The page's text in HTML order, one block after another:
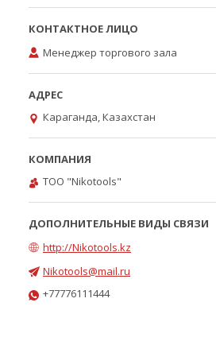
Менеджер торгового зала
Караганда, Казахстан
ТОО "Nikotools"
http://Nikotools.kz
Nikotools@mail.ru
+77776111444